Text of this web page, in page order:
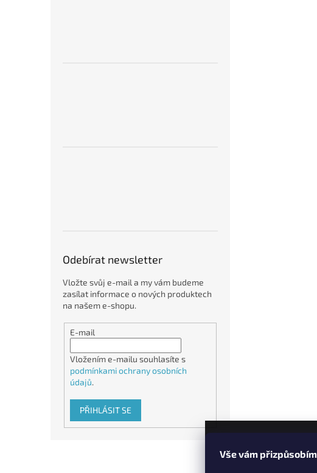
Vše vám
Odebírat newsletter
Vložte svůj e-mail a my vám budeme
zasílat informace o nových produktech
na našem e-shopu.
E-mail
Vložením e-mailu souhlasíte s
podmínkami ochrany osobních
údajů.
PŘIHLÁSIT SE